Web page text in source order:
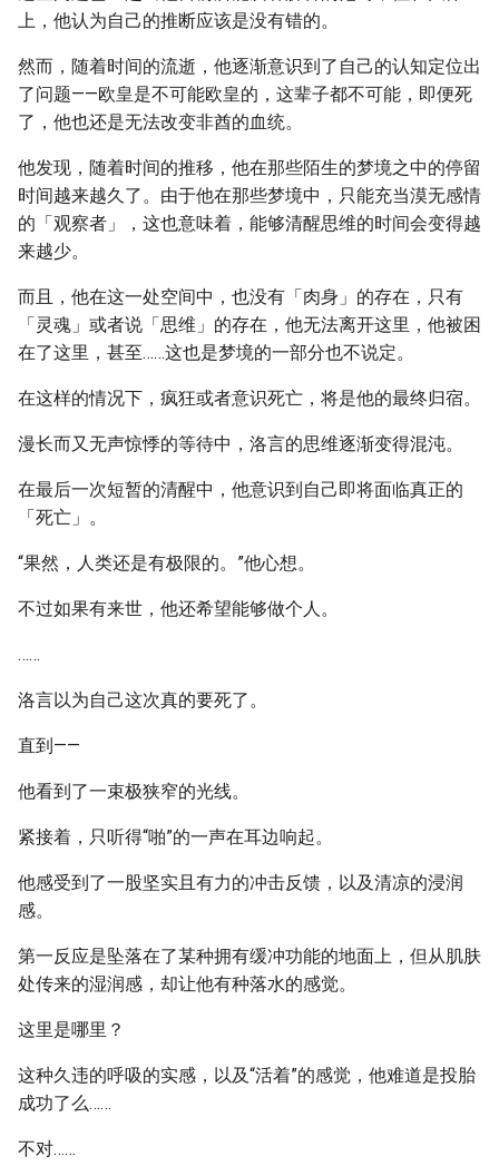
上，他认为自己的推断应该是没有错的。
然而，随着时间的流逝，他逐渐意识到了自己的认知定位出
了问题——欧皇是不可能欧皇的，这辈子都不可能，即便死
了，他也还是无法改变非酋的血统。
他发现，随着时间的推移，他在那些陌生的梦境之中的停留
时间越来越久了。由于他在那些梦境中，只能充当漠无感情
的「观察者」，这也意味着，能够清醒思维的时间会变得越
来越少。
而且，他在这一处空间中，也没有「肉身」的存在，只有
「灵魂」或者说「思维」的存在，他无法离开这里，他被困
在了这里，甚至……这也是梦境的一部分也不说定。
在这样的情况下，疯狂或者意识死亡，将是他的最终归宿。
漫长而又无声惊悸的等待中，洛言的思维逐渐变得混沌。
在最后一次短暂的清醒中，他意识到自己即将面临真正的
「死亡」。
“果然，人类还是有极限的。”他心想。
不过如果有来世，他还希望能够做个人。
……
洛言以为自己这次真的要死了。
直到——
他看到了一束极狭窄的光线。
紧接着，只听得“啪”的一声在耳边响起。
他感受到了一股坚实且有力的冲击反馈，以及清凉的浸润
感。
第一反应是坠落在了某种拥有缓冲功能的地面上，但从肌肤
处传来的湿润感，却让他有种落水的感觉。
这里是哪里？
这种久违的呼吸的实感，以及“活着”的感觉，他难道是投胎
成功了么……
不对……